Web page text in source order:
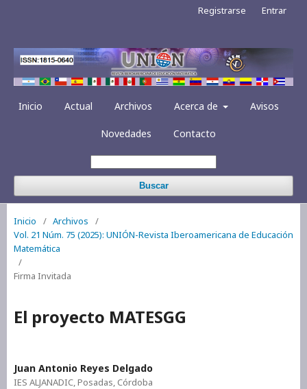
Inicio Actual Archivos Acerca de Avisos
Novedades Contacto
Buscar
Registrarse Entrar
Inicio / Archivos
/
Vol. 21 Núm. 75 (2025): UNIÓN-Revista Iberoamericana de Educación
Matemática
/
Firma Invitada
El proyecto MATESGG
Juan Antonio Reyes Delgado
IES ALJANADIC, Posadas, Córdoba